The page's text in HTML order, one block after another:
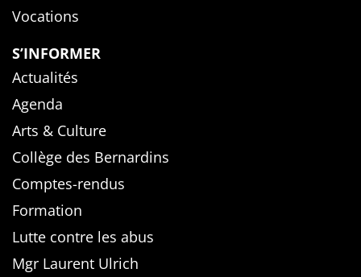
Vocations
S’INFORMER
Actualités
Agenda
Arts & Culture
Collège des Bernardins
Comptes-rendus
Formation
Lutte contre les abus
Mgr Laurent Ulrich